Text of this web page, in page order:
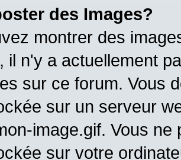
des Images?
montrer des
il n'y a actuellement
sur ce forum. Vous
sur un serveur
image.gif. Vous
sur votre